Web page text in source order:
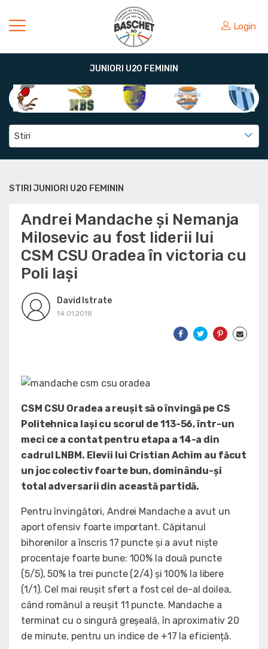
Login
JUNIORI U20 FEMININ
Stiri
STIRI JUNIORI U20 FEMININ
Andrei Mandache și Nemanja
Milosevic au fost liderii lui
CSM CSU Oradea în victoria cu
Poli Iași
David Istrate
14.01.2018
CSM CSU Oradea a reușit să o învingă pe CS
Politehnica Iași cu scorul de 113-56, într-un
meci ce a contat pentru etapa a 14-a din
cadrul LNBM. Elevii lui Cristian Achim au făcut
un joc colectiv foarte bun, dominându-și
total adversarii din această partidă.
Pentru învingători, Andrei Mandache a avut un
aport ofensiv foarte important. Căpitanul
bihorenilor a înscris 17 puncte și a avut niște
procentaje foarte bune: 100% la două puncte
(5/5), 50% la trei puncte (2/4) și 100% la libere
(1/1). Cel mai reușit sfert a fost cel de-al doilea,
când românul a reușit 11 puncte. Mandache a
terminat cu o singură greșeală, în aproximativ 20
de minute, pentru un indice de +17 la eficiență.